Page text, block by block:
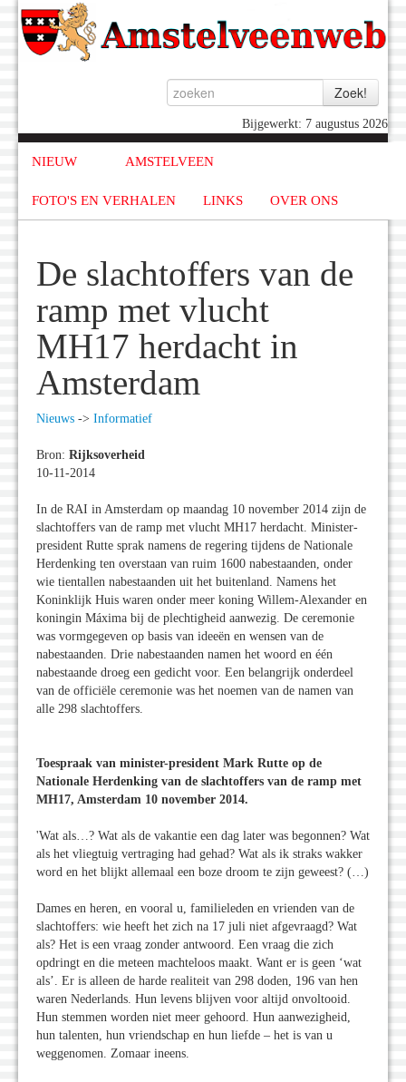
Bijgewerkt: 7 augustus 2026
NIEUW AMSTELVEEN
FOTO'S EN VERHALEN LINKS OVER ONS
De slachtoffers van de
ramp met vlucht
MH17 herdacht in
Amsterdam
Nieuws -> Informatief
Bron: Rijksoverheid
10-11-2014
In de RAI in Amsterdam op maandag 10 november 2014 zijn de
slachtoffers van de ramp met vlucht MH17 herdacht. Minister-
president Rutte sprak namens de regering tijdens de Nationale
Herdenking ten overstaan van ruim 1600 nabestaanden, onder
wie tientallen nabestaanden uit het buitenland. Namens het
Koninklijk Huis waren onder meer koning Willem-Alexander en
koningin Máxima bij de plechtigheid aanwezig. De ceremonie
was vormgegeven op basis van ideeën en wensen van de
nabestaanden. Drie nabestaanden namen het woord en één
nabestaande droeg een gedicht voor. Een belangrijk onderdeel
van de officiële ceremonie was het noemen van de namen van
alle 298 slachtoffers.
Toespraak van minister-president Mark Rutte op de
Nationale Herdenking van de slachtoffers van de ramp met
MH17, Amsterdam 10 november 2014.
'Wat als…? Wat als de vakantie een dag later was begonnen? Wat
als het vliegtuig vertraging had gehad? Wat als ik straks wakker
word en het blijkt allemaal een boze droom te zijn geweest? (…)
Dames en heren, en vooral u, familieleden en vrienden van de
slachtoffers: wie heeft het zich na 17 juli niet afgevraagd? Wat
als? Het is een vraag zonder antwoord. Een vraag die zich
opdringt en die meteen machteloos maakt. Want er is geen ‘wat
als’. Er is alleen de harde realiteit van 298 doden, 196 van hen
waren Nederlands. Hun levens blijven voor altijd onvoltooid.
Hun stemmen worden niet meer gehoord. Hun aanwezigheid,
hun talenten, hun vriendschap en hun liefde – het is van u
weggenomen. Zomaar ineens.